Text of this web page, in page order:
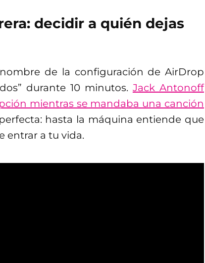
decidir a quién dejas
de la configuración de AirDrop
durante 10 minutos. Jack Antonoff
mientras se mandaba una canción
hasta la máquina entiende que
entrar a tu vida.